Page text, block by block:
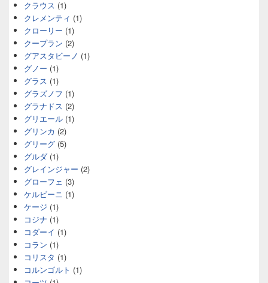
クラウス (1)
クレメンティ (1)
クローリー (1)
クープラン (2)
グアスタビーノ (1)
グノー (1)
グラス (1)
グラズノフ (1)
グラナドス (2)
グリエール (1)
グリンカ (2)
グリーグ (5)
グルダ (1)
グレインジャー (2)
グローフェ (3)
ケルビーニ (1)
ケージ (1)
コジナ (1)
コダーイ (1)
コラン (1)
コリスタ (1)
コルンゴルト (1)